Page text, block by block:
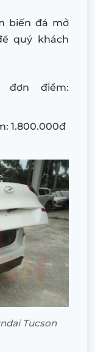
biến đá mở
quý khách
điểm:
1.800.000đ
Tucson